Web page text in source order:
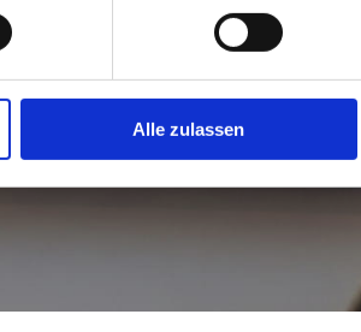
Alle zulassen